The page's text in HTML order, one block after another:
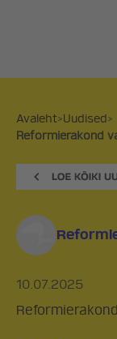
Avaleht>Uudised>
Reformierakond
10.07.2025
Reformierakond